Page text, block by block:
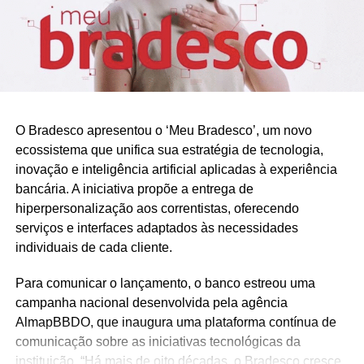
Segundo a especialista em inteligência de mercado e
CEO da Wish International, Natasha de Caiado Castro, a
pandemia transformou a rotina das mulheres,
empreendedorismo individual, como também para a
sociedade: no momento em que, em muitos casos, tais
mulheres trazem inovação tanto para o mercado de
trabalho, quanto para a sociedade.”, afirma.
Inovações femininas essenciais na pandemia
conquistaram lugares de destaque durante o período de
pandemia:
Natasha de Caiado Castro
O Bradesco apresentou o ‘Meu Bradesco’, um novo
ecossistema que unifica sua estratégia de tecnologia,
inovação e inteligência artificial aplicadas à experiência
bancária. A iniciativa propõe a entrega de
hiperpersonalização aos correntistas, oferecendo
serviços e interfaces adaptados às necessidades
individuais de cada cliente.
Para comunicar o lançamento, o banco estreou uma
campanha nacional desenvolvida pela agência
AlmapBBDO, que inaugura uma plataforma contínua de
comunicação sobre as iniciativas tecnológicas da
instituição. “Há mais de oito décadas, o Bradesco cresce